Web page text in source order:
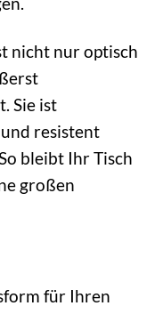
nicht nur optisch
Sie ist
resistent
bleibt Ihr Tisch
großen
für Ihren